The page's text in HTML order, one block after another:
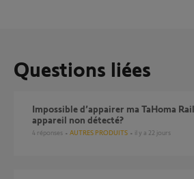
Questions liées
Impossible d’appairer ma TaHoma Rail DIN V1 (Nexity) –
appareil non détecté?
4 réponses AUTRES PRODUITS il y a 22 jours